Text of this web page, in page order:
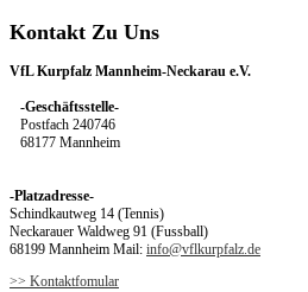
Kontakt Zu Uns
VfL Kurpfalz Mannheim-Neckarau e.V.
-Geschäftsstelle-
Postfach 240746
68177 Mannheim
-Platzadresse-
Schindkautweg 14 (Tennis)
Neckarauer Waldweg 91 (Fussball)
68199 Mannheim Mail: info@vflkurpfalz.de
>> Kontaktfomular